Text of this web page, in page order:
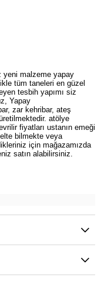
yeni malzeme yapay
tüm taneleri en güzel
tesbih yapımı siz
Yapay
zar kehribar, ateş
atölye
fiyatları ustanın emeği
bilmekte veya
için mağazamızda
satın alabilirsiniz.